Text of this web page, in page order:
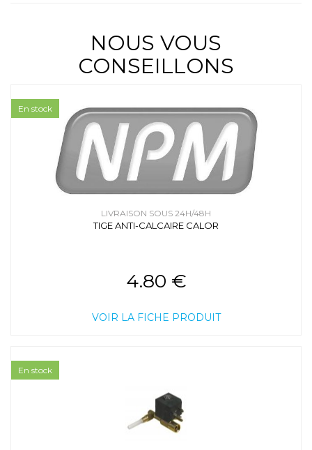
NOUS VOUS
CONSEILLONS
LIVRAISON SOUS 24H/48H
TIGE ANTI-CALCAIRE CALOR
4.80 €
VOIR LA FICHE PRODUIT
En stock
En stock